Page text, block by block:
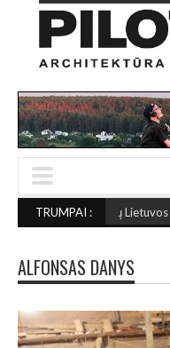
TRUMPAI :
Išrinktos 2027-ųjų Lietuvos
ALFONSAS DANYS